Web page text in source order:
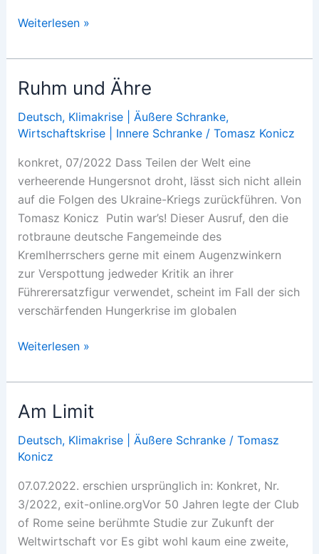
Der
Bruch
Weiterlesen »
Ruhm und Ähre
Deutsch, Klimakrise | Äußere Schranke,
Wirtschaftskrise | Innere Schranke/ Tomasz Konicz
konkret, 07/2022 Dass Teilen der Welt eine
verheerende Hungersnot droht, lässt sich nicht allein
auf die Folgen des Ukraine-Kriegs zurückführen. Von
Tomasz Konicz Putin war’s! Dieser Ausruf, den die
rotbraune deutsche Fangemeinde des
Kremlherrschers gerne mit einem Augenzwinkern
zur Verspottung jedweder Kritik an ihrer
Führerersatzfigur verwendet, scheint im Fall der sich
verschärfenden Hungerkrise im globalen
Ruhm
Ähre
Weiterlesen »
Am Limit
Deutsch, Klimakrise | Äußere Schranke/ Tomasz
Konicz
07.07.2022. erschien ursprünglich in: Konkret, Nr.
3/2022, exit-online.orgVor 50 Jahren legte der Club
of Rome seine berühmte Studie zur Zukunft der
Weltwirtschaft vor Es gibt wohl kaum eine zweite,